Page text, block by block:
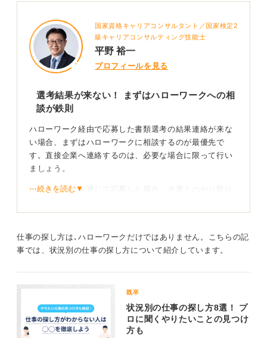
国家資格キャリアコンサルタント／国家検定2
級キャリアコンサルティング技能士
平野 裕一
プロフィールを見る
選考結果が来ない！ まずはハローワークへの相
談が鉄則
ハローワーク経由で応募した書類選考の結果連絡が来な
い場合、まずはハローワークに相談するのが最優先で
す。直接企業へ連絡するのは、必要な場合に限って行い
ましょう。
ハローワークを通じて応募した場合、企業とのやり取り
〇日以内」と記載されていても、企業側の都合で遅れる
直接聞くならタイミングが重要！ 丁寧な確認で良い
ただしどうしても早く知りたいあるいはハローワークの
担当者にすぐ連絡できない場合は、企業へ直接問い合わ
せてもさしつかえありません。
⋯続きを読む▼
仕事の探し方は､ハローワークだけではありません。こちらの記
事では、状況別の仕事の探し方について紹介しています。
既卒
状況別の仕事の探し方8選！ プ
ロに聞くやりたいことの見つけ
方も